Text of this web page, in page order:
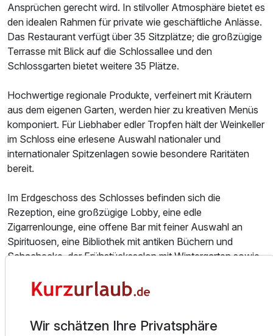
Zusatznächte
Für 3 Tage p.P. ab
Suite/n
2 Erwachsene und 2 Kinder
Ansprüchen gerecht wird. In stilvoller Atmosphäre bietet es
den idealen Rahmen für private wie geschäftliche Anlässe.
Das Restaurant verfügt über 35 Sitzplätze; die großzügige
Terrasse mit Blick auf die Schlossallee und den
Schlossgarten bietet weitere 35 Plätze.
Hochwertige regionale Produkte, verfeinert mit Kräutern
aus dem eigenen Garten, werden hier zu kreativen Menüs
komponiert. Für Liebhaber edler Tropfen hält der Weinkeller
im Schloss eine erlesene Auswahl nationaler und
internationaler Spitzenlagen sowie besondere Raritäten
bereit.
Im Erdgeschoss des Schlosses befinden sich die
Rezeption, eine großzügige Lobby, eine edle
Zigarrenlounge, eine offene Bar mit feiner Auswahl an
Spirituosen, eine Bibliothek mit antiken Büchern und
Schachecke, der Frühstückssalon mit Wintergarten sowie
Schlosspark.
verschiedene Räumlichkeiten zur Verfügung: das
Wir schätzen Ihre Privatsphäre